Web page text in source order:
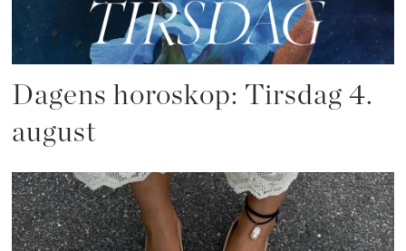
Dagens horoskop: Tirsdag 4.
august